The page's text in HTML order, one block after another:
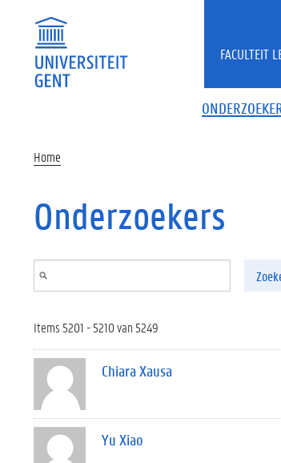
FACULTEIT
Home
Onderzoekers
Items 5201 - 5210 van 5249
Chiara Xausa
Yu Xiao